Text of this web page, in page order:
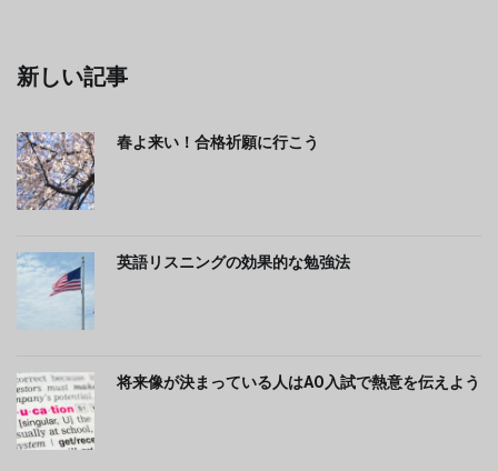
新しい記事
春よ来い！合格祈願に行こう
英語リスニングの効果的な勉強法
将来像が決まっている人はAO入試で熱意を伝えよう